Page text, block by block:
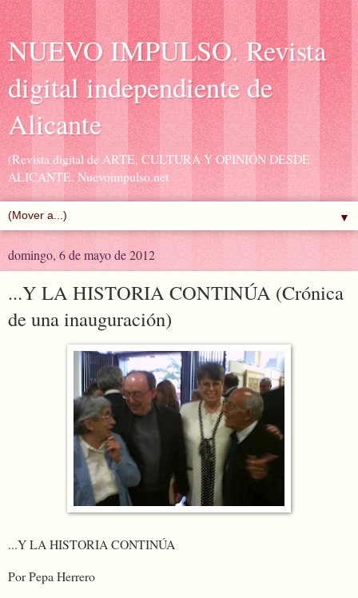
NUEVO IMPULSO. Revista
digital independiente de
Alicante
(Revista digital de ARTE, CULTURA Y OPINIÓN DESDE
ALICANTE. Nuevoimpulso.net
▼
domingo, 6 de mayo de 2012
...Y LA HISTORIA CONTINÚA (Crónica
de una inauguración)
...Y LA HISTORIA CONTINÚA
Por Pepa Herrero